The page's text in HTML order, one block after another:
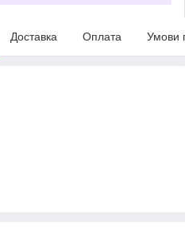
Доставка Оплата Умови